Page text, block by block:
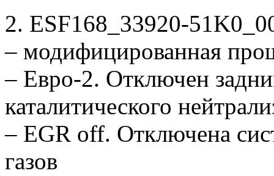
2. ESF168_33920-
– модифицированная
– Евро-2. Отключен
каталитического
– EGR off. Отключена
газов